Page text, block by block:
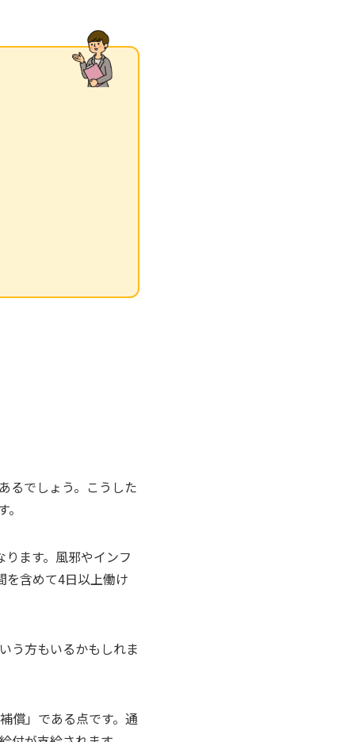
るでしょう。こうした
ます。風邪やインフ
を含めて4日以上働け
う方もいるかもしれま
償」である点です。通